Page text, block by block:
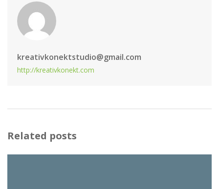
kreativkonektstudio@gmail.com
http://kreativkonekt.com
Related posts